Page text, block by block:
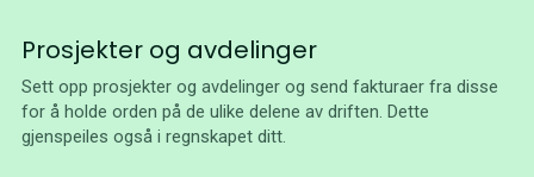
Prosjekter og avdelinger
Sett opp prosjekter og avdelinger og send fakturaer fra disse
for å holde orden på de ulike delene av driften. Dette
gjenspeiles også i regnskapet ditt.